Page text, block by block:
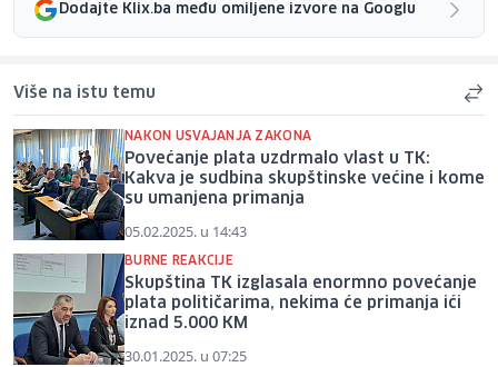
Dodajte Klix.ba među omiljene izvore na Googlu
Više na istu temu
NAKON USVAJANJA ZAKONA
Povećanje plata uzdrmalo vlast u TK:
Kakva je sudbina skupštinske većine i kome
su umanjena primanja
05.02.2025. u 14:43
BURNE REAKCIJE
Skupština TK izglasala enormno povećanje
plata političarima, nekima će primanja ići
iznad 5.000 KM
30.01.2025. u 07:25